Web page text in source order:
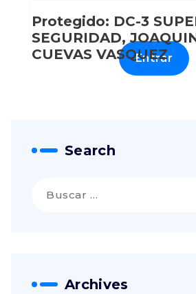
Protegido: DC-3
SEGURIDAD,
CUEVAS VASQUEZ
Search
Archives